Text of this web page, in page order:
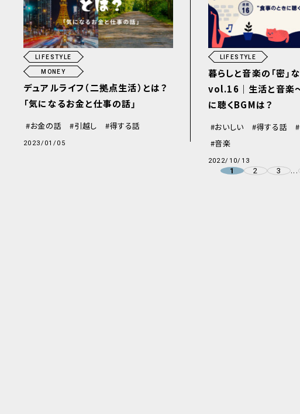
LIFESTYLE
MONEY
デュアルライフ（二拠点生活）とは？
「気になるお金と仕事の話」
お金の話 引越し 得する話
2023/01/05
LIFESTYLE
暮らしと音楽の「密」
vol.16｜生活と音楽
に聴くBGMは？
おいしい 得する話
音楽
2022/10/13
1 2 3 ...